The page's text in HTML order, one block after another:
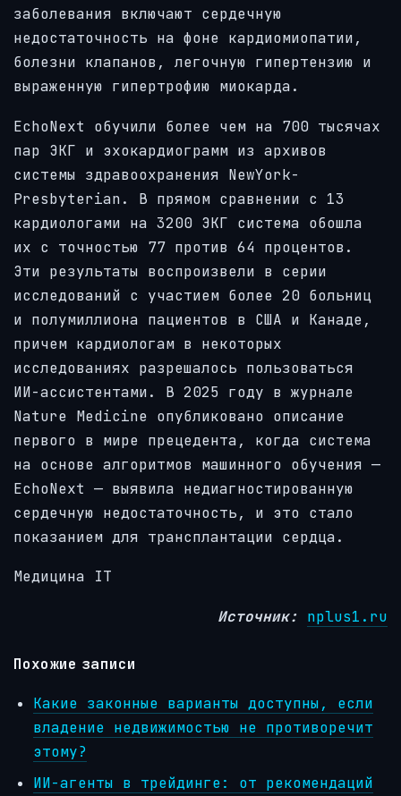
заболевания включают сердечную
недостаточность на фоне кардиомиопатии,
болезни клапанов, легочную гипертензию и
выраженную гипертрофию миокарда.
EchoNext обучили более чем на 700 тысячах
пар ЭКГ и эхокардиограмм из архивов
системы здравоохранения NewYork-
Presbyterian. В прямом сравнении с 13
кардиологами на 3200 ЭКГ система обошла
их с точностью 77 против 64 процентов.
Эти результаты воспроизвели в серии
исследований с участием более 20 больниц
и полумиллиона пациентов в США и Канаде,
причем кардиологам в некоторых
исследованиях разрешалось пользоваться
ИИ-ассистентами. В 2025 году в журнале
Nature Medicine опубликовано описание
первого в мире прецедента, когда система
на основе алгоритмов машинного обучения —
EchoNext — выявила недиагностированную
сердечную недостаточность, и это стало
показанием для трансплантации сердца.
Медицина IT
Источник: nplus1.ru
Похожие записи
Какие законные варианты доступны, если
владение недвижимостью не противоречит
этому?
ИИ-агенты в трейдинге: от рекомендаций